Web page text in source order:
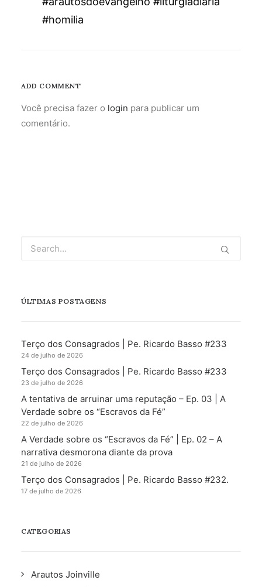
#homilia
ADD COMMENT
Você precisa fazer o login para publicar um
comentário.
ÚLTIMAS POSTAGENS
Terço dos Consagrados | Pe. Ricardo Basso #233
24 de julho de 2026
Terço dos Consagrados | Pe. Ricardo Basso #233
23 de julho de 2026
A tentativa de arruinar uma reputação – Ep. 03 | A
Verdade sobre os “Escravos da Fé”
22 de julho de 2026
A Verdade sobre os “Escravos da Fé” | Ep. 02 – A
narrativa desmorona diante da prova
21 de julho de 2026
Terço dos Consagrados | Pe. Ricardo Basso #232.
17 de julho de 2026
CATEGORIAS
Arautos Joinville